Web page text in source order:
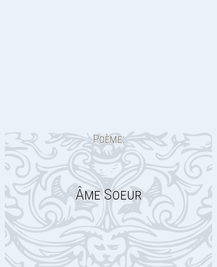
Poème:
Âme Soeur